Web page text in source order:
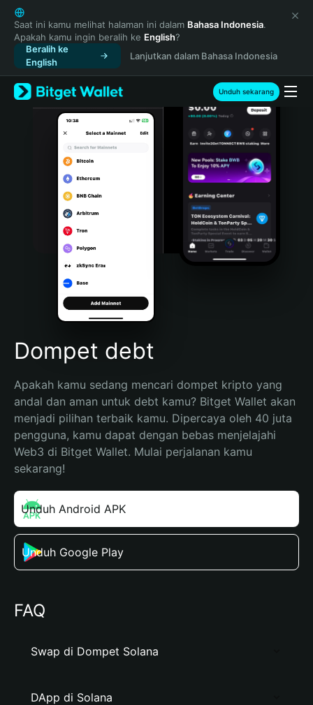
English
日本語
Tiếng Việt
Русский
Español (Latinoamérica)
Türkçe
Italiano
Português (Portugal)
Bahasa Indonesia
Português (Brasil)
Español (Argentina)
Saat ini kamu melihat halaman ini dalam Bahasa Indonesia.
Apakah kamu ingin beralih ke English?
Beralih ke
English
Lanjutkan dalam Bahasa Indonesia
Unduh sekarang
Dompet debt
Apakah kamu sedang mencari dompet kripto yang
andal dan aman untuk debt kamu? Bitget Wallet akan
menjadi pilihan terbaik kamu. Dipercaya oleh 40 juta
pengguna, kamu dapat dengan bebas menjelajahi
Web3 di Bitget Wallet. Mulai perjalanan kamu
sekarang!
Unduh Android APK
Unduh Google Play
FAQ
Swap di Dompet Solana
DApp di Solana